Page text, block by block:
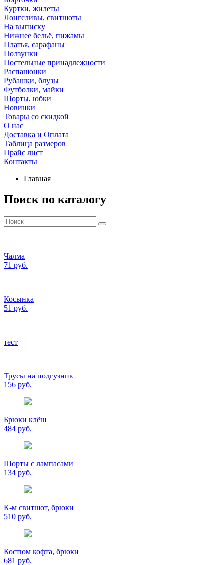
Куртки, жилеты
Лонгсливы, свитшоты
На выписку
Нижнее бельё, пижамы
Платья, сарафаны
Ползунки
Постельные принадлежности
Распашонки
Рубашки, блузы
Футболки, майки
Шорты, юбки
Новинки
Товары со скидкой
О нас
Доставка и Оплата
Таблица размеров
Прайс лист
Контакты
Главная
Поиск по каталогу
Чалма
71 руб.
Косынка
51 руб.
тест
Трусы на подгузник
156 руб.
Брюки клёш
484 руб.
Шорты с лампасами
134 руб.
К-м свитшот, брюки
510 руб.
Костюм кофта, брюки
681 руб.